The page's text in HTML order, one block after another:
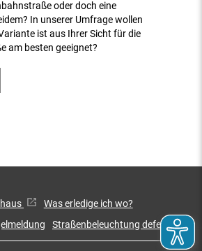
oder doch eine
In unserer Umfrage wollen
ist aus Ihrer Sicht für die
am besten geeignet?
Was erledige ich wo?
Straßenbeleuchtung defekt